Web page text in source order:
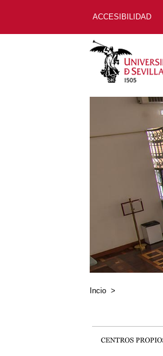
ACCESIBILIDAD
Incio >